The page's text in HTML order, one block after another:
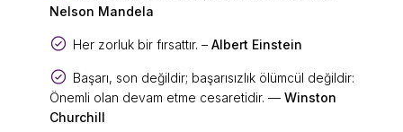
Nelson Mandela
Her zorluk bir fırsattır. – Albert Einstein
Başarı, son değildir; başarısızlık ölümcül değildir:
Önemli olan devam etme cesaretidir. — Winston
Churchill